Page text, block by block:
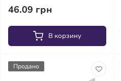
46.09 грн
В корзину
Продано